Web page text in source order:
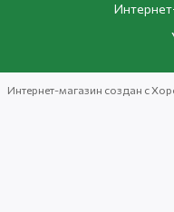
Интернет-магазин создан с